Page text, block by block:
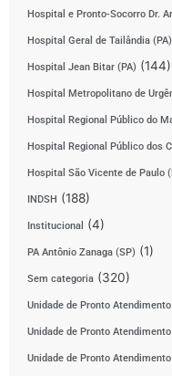
Hospital e Pronto-Socorro Dr.
Hospital Geral de Tailândia (PA)
Hospital Jean Bitar (PA) (144)
Hospital Metropolitano de
Hospital Regional Público do
Hospital Regional Público dos
Hospital São Vicente de Paulo
INDSH (188)
Institucional (4)
PA Antônio Zanaga (SP) (1)
Sem categoria (320)
Unidade de Pronto
Unidade de Pronto
Unidade de Pronto